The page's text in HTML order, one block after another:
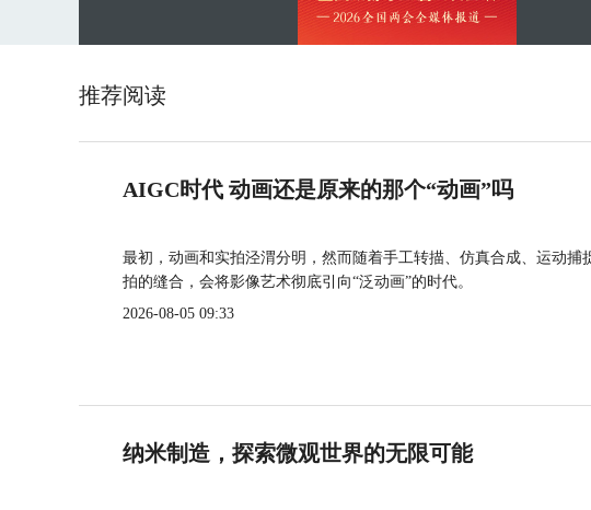
推荐阅读
AIGC时代 动画还是原来的那个“动画”吗
最初，动画和实拍泾渭分明，然而随着手工转描、仿真合成、运动
拍的缝合，会将影像艺术彻底引向“泛动画”的时代。
2026-08-05 09:33
纳米制造，探索微观世界的无限可能